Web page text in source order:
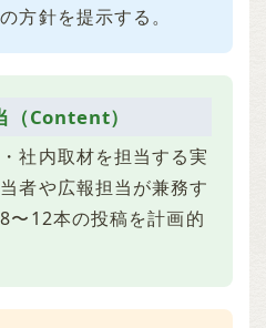
方針を提示する。
Content）
社内取材を担当する実
者や広報担当が兼務す
〜12本の投稿を計画的